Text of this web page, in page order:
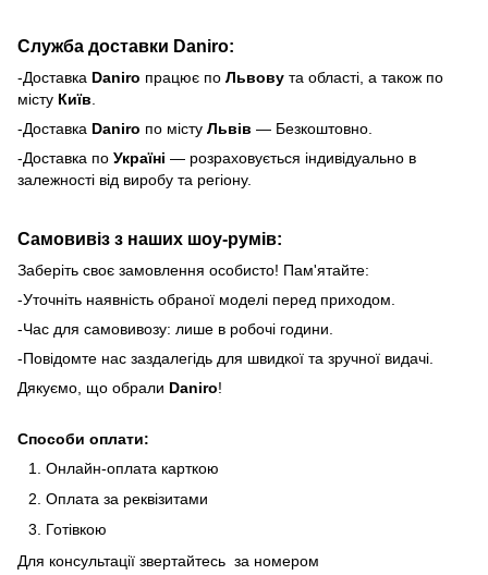
Служба доставки Daniro:
-Доставка Daniro працює по Львову та області, а також по
місту Київ
-Доставка Daniro по місту Львів — Безкоштовно.
-Доставка по Україні — розраховується індивідуально в
залежності від виробу та регіону.
Самовивіз з наших шоу-румів:
Заберіть своє замовлення особисто! Пам'ятайте:
-Уточніть наявність обраної моделі перед приходом.
-Час для самовивозу: лише в робочі години.
-Повідомте нас заздалегідь для швидкої та зручної видачі.
Дякуємо, що обрали Daniro!
Способи оплати:
Онлайн-оплата карткою
Оплата за реквізитами
Готівкою
Для консультації звертайтесь за номером